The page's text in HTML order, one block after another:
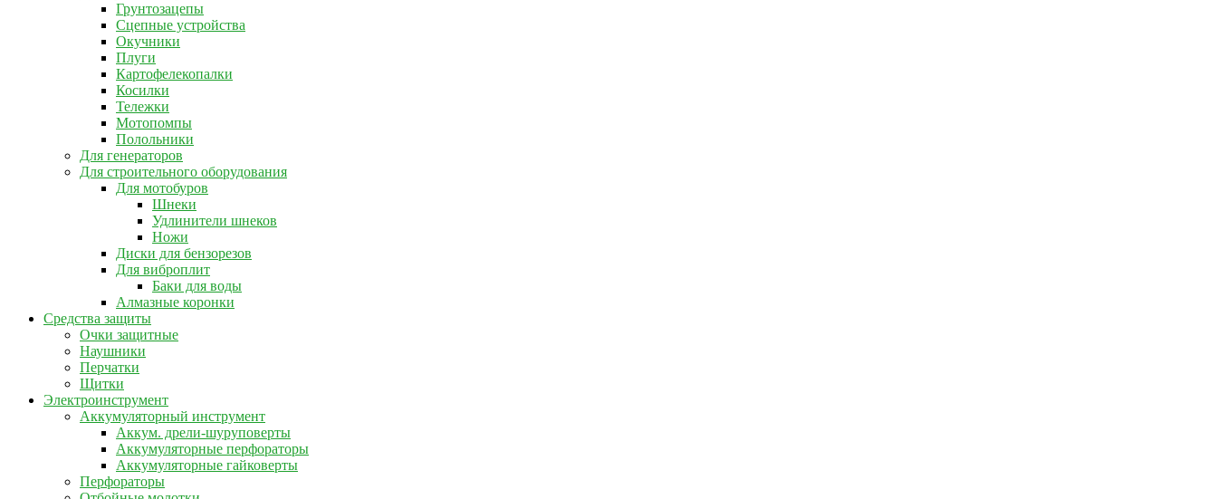
Грунтозацепы
Сцепные устройства
Окучники
Плуги
Картофелекопалки
Косилки
Тележки
Мотопомпы
Полольники
Для генераторов
Для строительного оборудования
Для мотобуров
Шнеки
Удлинители шнеков
Ножи
Диски для бензорезов
Для виброплит
Баки для воды
Алмазные коронки
Средства защиты
Очки защитные
Наушники
Перчатки
Щитки
Электроинструмент
Аккумуляторный инструмент
Аккум. дрели-шуруповерты
Аккумуляторные перфораторы
Аккумуляторные гайковерты
Перфораторы